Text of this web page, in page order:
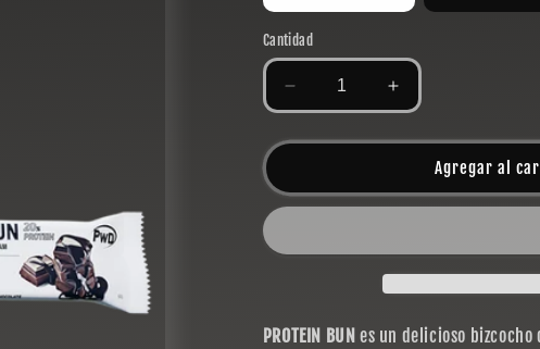
Cantidad
Reducir
cantidad
para
Aumentar
cantidad
para
PROTEIN
Agregar al
PROTEIN BUN es un delicioso